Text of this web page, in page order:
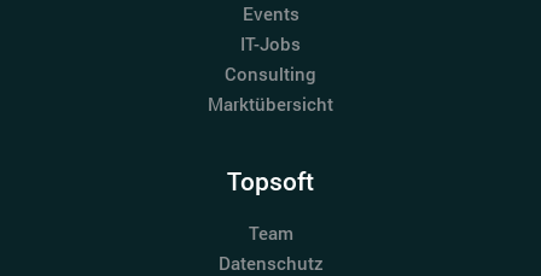
Events
IT-Jobs
Consulting
Marktübersicht
Topsoft
Team
Datenschutz